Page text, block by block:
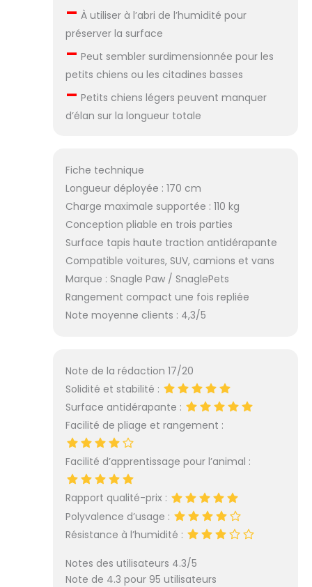
– À utiliser à l’abri de l’humidité pour
préserver la surface
– Peut sembler surdimensionnée pour les
petits chiens ou les citadines basses
– Petits chiens légers peuvent manquer
d’élan sur la longueur totale
Fiche technique
Longueur déployée : 170 cm
Charge maximale supportée : 110 kg
Conception pliable en trois parties
Surface tapis haute traction antidérapante
Compatible voitures, SUV, camions et vans
Marque : Snagle Paw / SnaglePets
Rangement compact une fois repliée
Note moyenne clients : 4,3/5
Note de la rédaction 17/20
Solidité et stabilité :
Surface antidérapante :
Facilité de pliage et rangement :
Facilité d’apprentissage pour l’animal :
Rapport qualité-prix :
Polyvalence d’usage :
Résistance à l’humidité :
Notes des utilisateurs 4.3/5
Note de 4.3 pour 95 utilisateurs